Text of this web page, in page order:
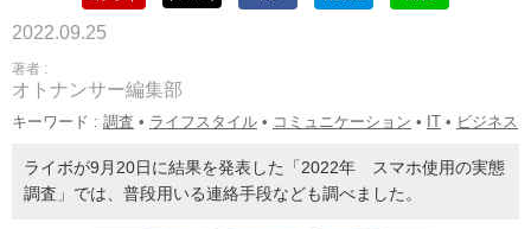
2022.09.25
著者 :
オトナンサー編集部
キーワード : 調査 • ライフスタイル • コミュニケーション • IT • ビジネス
ライボが9月20日に結果を発表した「2022年 スマホ使用の実態
調査」では、普段用いる連絡手段なども調べました。